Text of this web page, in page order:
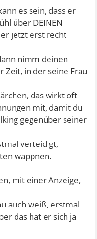
werde diesen
es sein, dass er
über DEINEN
er jetzt erst recht
nimm deinen
Zeit, in der seine Frau
das wirkt oft
mit, damit du
gegenüber seiner
verteidigt,
wappnen.
mit einer Anzeige,
auch weiß, erstmal
das hat er sich ja